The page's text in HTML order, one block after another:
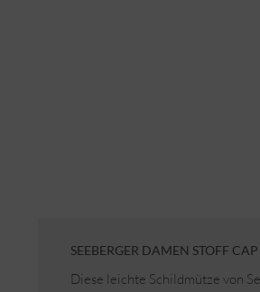
SEEBERGER DAMEN STOFF
Diese leichte Schildmütze von